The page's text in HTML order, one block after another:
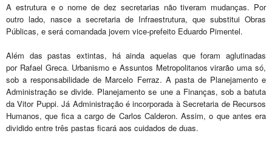
A estrutura e o nome de dez secretarias não tiveram mudanças. Por
outro lado, nasce a secretaria de Infraestrutura, que substitui Obras
Públicas, e será comandada jovem vice-prefeito Eduardo Pimentel.
Além das pastas extintas, há ainda aquelas que foram aglutinadas
por Rafael Greca. Urbanismo e Assuntos Metropolitanos virarão uma só,
sob a responsabilidade de Marcelo Ferraz. A pasta de Planejamento e
Administração se divide. Planejamento se une a Finanças, sob a batuta
da Vitor Puppi. Já Administração é incorporada à Secretaria de Recursos
Humanos, que fica a cargo de Carlos Calderon. Assim, o que antes era
dividido entre três pastas ficará aos cuidados de duas.